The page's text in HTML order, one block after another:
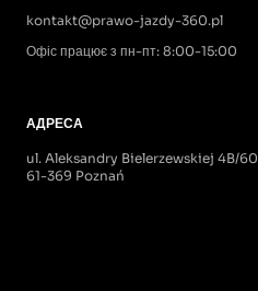
kontakt@prawo-jazdy-360.pl
Офіс працює з пн-пт: 8:00-15:00
АДРЕСА
ul. Aleksandry Bielerzewskiej 4B/60
61-369 Poznań